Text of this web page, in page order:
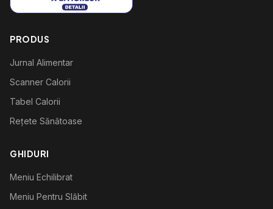
PRODUS
Jurnal Alimentar
Scanner Calorii
Tabel Calorii
Rețete Sănătoase
GHIDURI
Meniu Echilibrat
Meniu Pentru Slăbit